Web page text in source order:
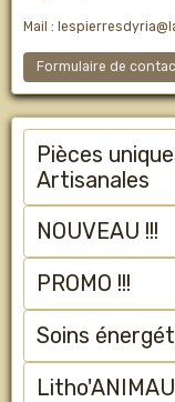
Mail :
Formulaire de
Pièces
Artisanales
NOUVEAU !!!
PROMO !!!
Soins